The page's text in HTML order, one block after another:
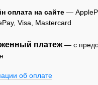
оплата на сайте —
Visa, Mastercard
платеж— с
об оплате